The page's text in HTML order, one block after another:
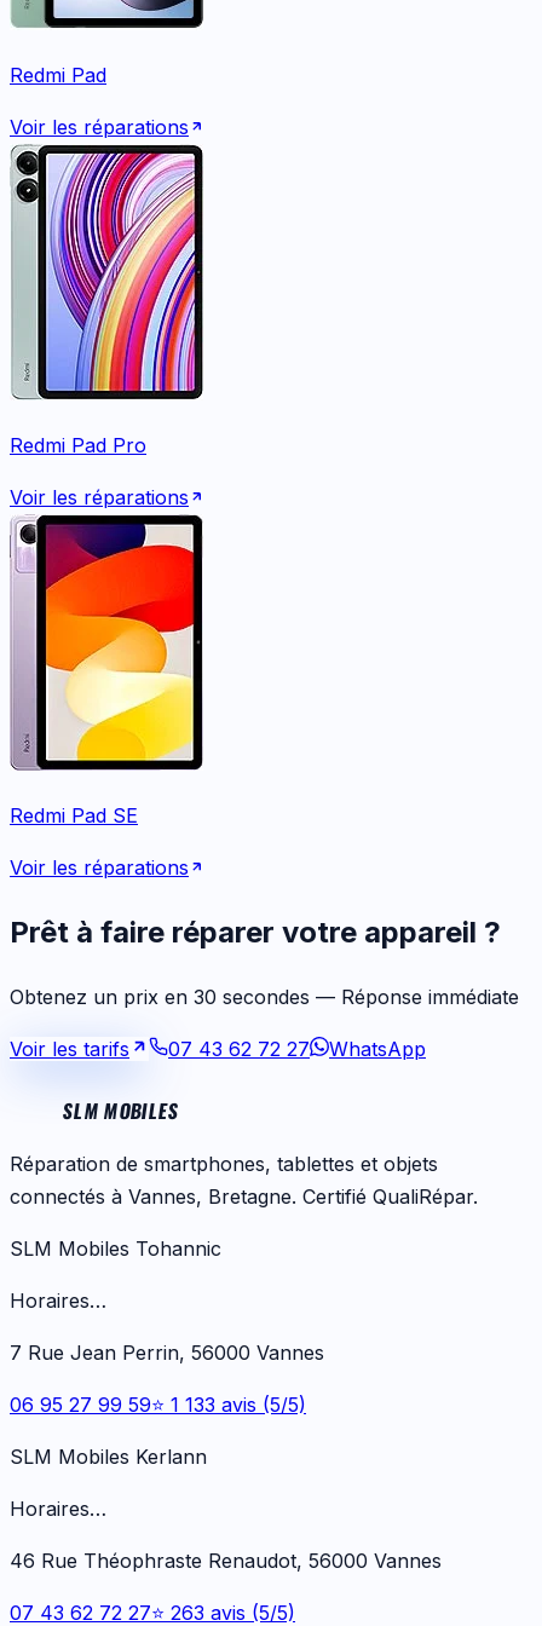
Redmi Pad
Voir les réparations
Redmi Pad Pro
Voir les réparations
Redmi Pad SE
Voir les réparations
Prêt à faire réparer votre appareil ?
Obtenez un prix en 30 secondes — Réponse immédiate
Voir les tarifs 07 43 62 72 27 WhatsApp
SLM MOBILES
Réparation de smartphones, tablettes et objets
connectés à Vannes, Bretagne. Certifié QualiRépar.
SLM Mobiles Tohannic
Horaires…
7 Rue Jean Perrin, 56000 Vannes
06 95 27 99 59⭐ 1 133 avis (5/5)
SLM Mobiles Kerlann
Horaires…
46 Rue Théophraste Renaudot, 56000 Vannes
07 43 62 72 27⭐ 263 avis (5/5)